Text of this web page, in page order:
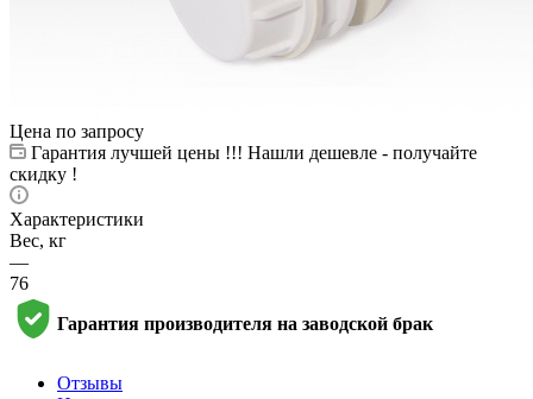
Цена по запросу
Гарантия лучшей цены !!! Нашли дешевле - получайте
скидку !
Характеристики
Вес, кг
—
76
Гарантия производителя на заводской брак
Отзывы